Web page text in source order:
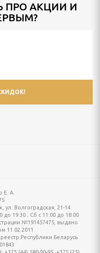
ПРО АКЦИИ И
Е. А.
ул. Волгоградская, 21-14
до 19:30 ; Сб c 11:00 до 18:00
№191457475, выдано
11.02.2011
Республики Беларусь